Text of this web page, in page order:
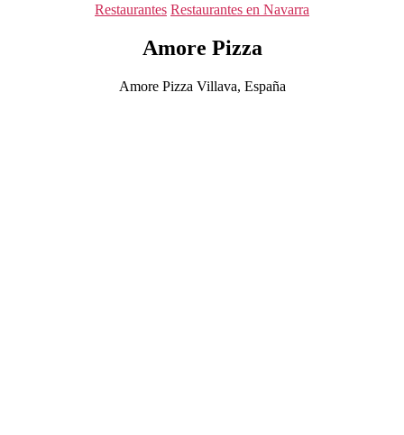
Categorías
Restaurantes Restaurantes en Navarra
Amore Pizza
Amore Pizza Villava, España